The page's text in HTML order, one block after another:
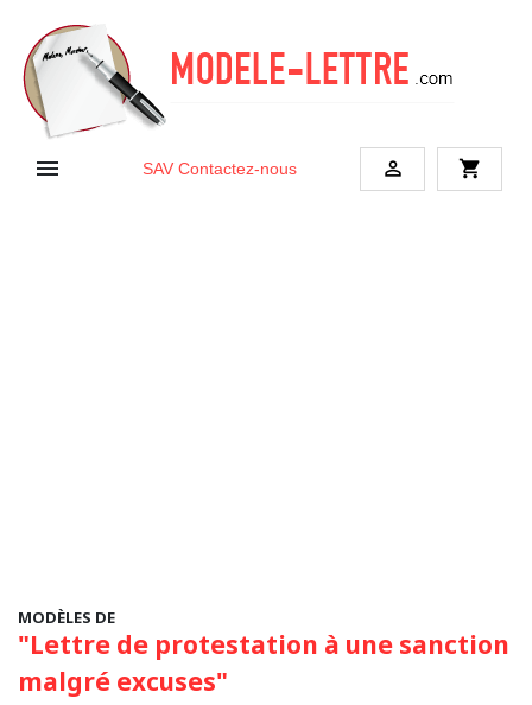
 SAV Contactez-nous  shopping_cart
MODÈLES DE
"Lettre de protestation à une sanction
malgré excuses"